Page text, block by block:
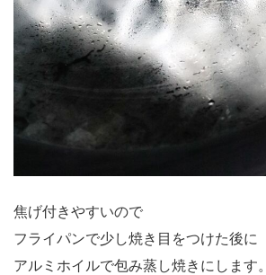
焦げ付きやすいので
フライパンで少し焼き目をつけた後に
アルミホイルで包み蒸し焼きにします。